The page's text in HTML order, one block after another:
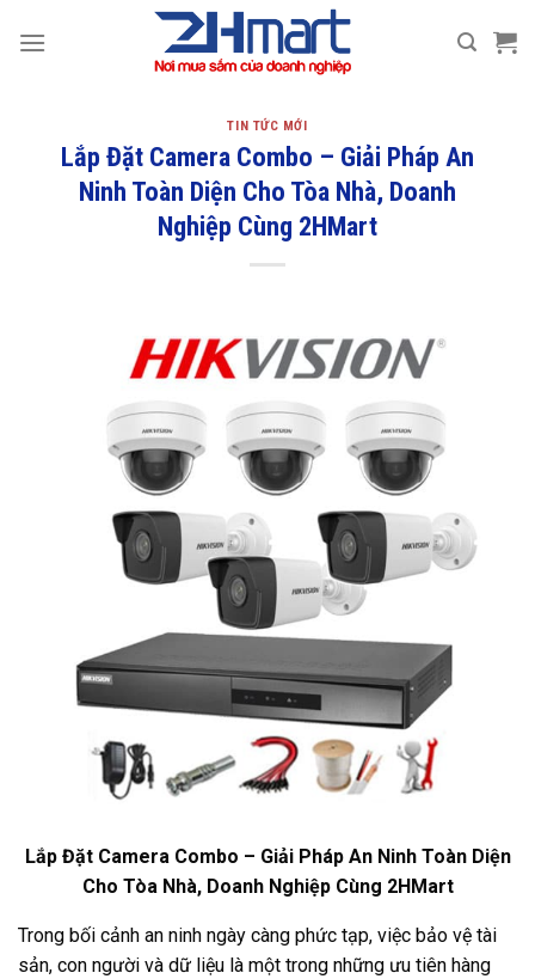
qua
TIN TỨC MỚI
Lắp Đặt Camera Combo – Giải Pháp An
Ninh Toàn Diện Cho Tòa Nhà, Doanh
Nghiệp Cùng 2HMart
Lắp Đặt Camera Combo – Giải Pháp An Ninh Toàn Diện
Cho Tòa Nhà, Doanh Nghiệp Cùng 2HMart
Trong bối cảnh an ninh ngày càng phức tạp, việc bảo vệ tài
sản, con người và dữ liệu là một trong những ưu tiên hàng